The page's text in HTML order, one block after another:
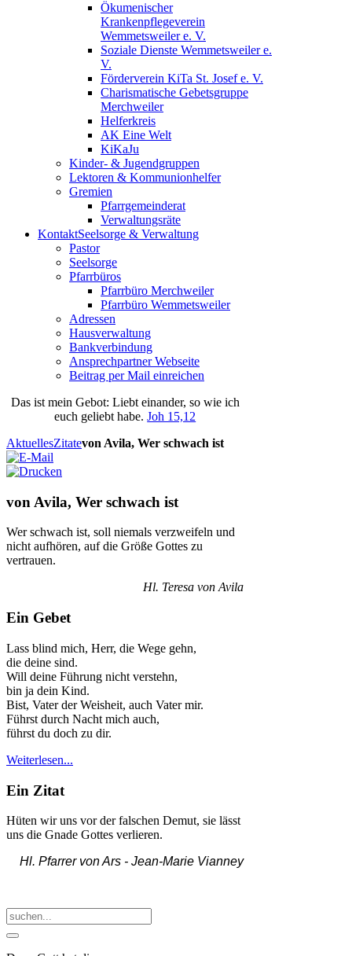
Ökumenischer
Krankenpflegeverein
Wemmetsweiler e. V.
Soziale Dienste Wemmetsweiler e.
V.
Förderverein KiTa St. Josef e. V.
Charismatische Gebetsgruppe
Merchweiler
Helferkreis
AK Eine Welt
KiKaJu
Kinder- & Jugendgruppen
Lektoren & Kommunionhelfer
Gremien
Pfarrgemeinderat
Verwaltungsräte
KontaktSeelsorge & Verwaltung
Pastor
Seelsorge
Pfarrbüros
Pfarrbüro Merchweiler
Pfarrbüro Wemmetsweiler
Adressen
Hausverwaltung
Bankverbindung
Ansprechpartner Webseite
Beitrag per Mail einreichen
Das ist mein Gebot: Liebt einander, so wie ich
euch geliebt habe.Joh 15,12
AktuellesZitatevon Avila, Wer schwach ist
von Avila, Wer schwach ist
Wer schwach ist, soll niemals verzweifeln und
nicht aufhören, auf die Größe Gottes zu
vertrauen.
Hl. Teresa von Avila
Ein Gebet
Lass blind mich, Herr, die Wege gehn,
die deine sind.
Will deine Führung nicht verstehn,
bin ja dein Kind.
Bist, Vater der Weisheit, auch Vater mir.
Führst durch Nacht mich auch,
führst du doch zu dir.
Weiterlesen...
Ein Zitat
Hüten wir uns vor der falschen Demut, sie lässt
uns die Gnade Gottes verlieren.
Hl. Pfarrer von Ars -Jean-Marie Vianney